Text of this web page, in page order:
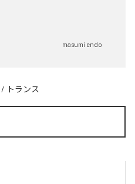
masumi endo
/ トランス